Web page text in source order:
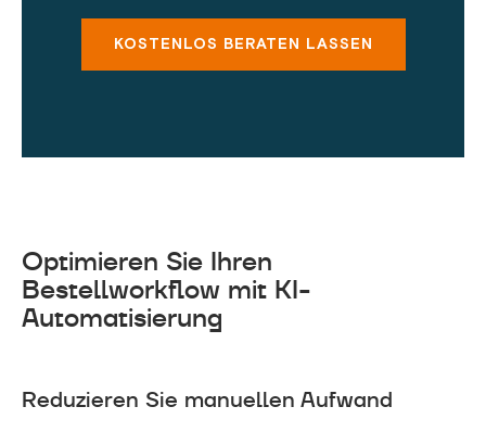
KOSTENLOS BERATEN LASSEN
Optimieren Sie Ihren
Bestellworkflow mit KI-
Automatisierung
Reduzieren Sie manuellen Aufwand